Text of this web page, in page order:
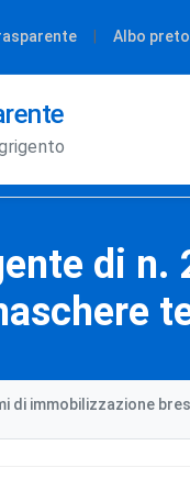
Albo
di
di immobilizzazione